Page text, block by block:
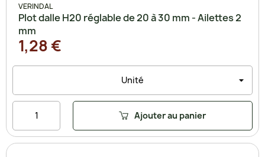
VERINDAL
Plot dalle H20 réglable de 20 à 30 mm - Ailettes 2
mm
1,28 €
Ajouter au panier